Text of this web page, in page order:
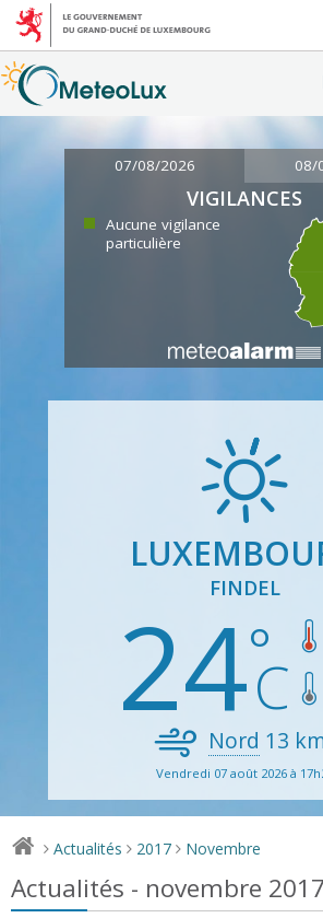
07/08/2026 08/
VIGILANCES
Aucune vigilance
particulière
FINDEL
24
Nord 13
Vendredi 07 août 2026 à
> Actualités > 2017 > Novembre
Actualités - novembre 2017